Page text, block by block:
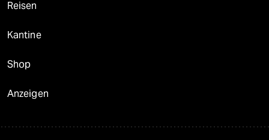
Reisen
Kantine
Shop
Anzeigen